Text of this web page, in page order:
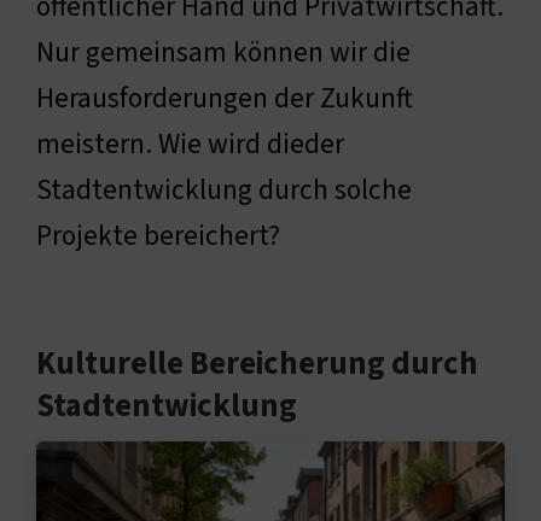
Nur gemeinsam können wir die
Herausforderungen der Zukunft
meistern. Wie wird dieder
Stadtentwicklung durch solche
Projekte bereichert?
Kulturelle Bereicherung durch
Stadtentwicklung